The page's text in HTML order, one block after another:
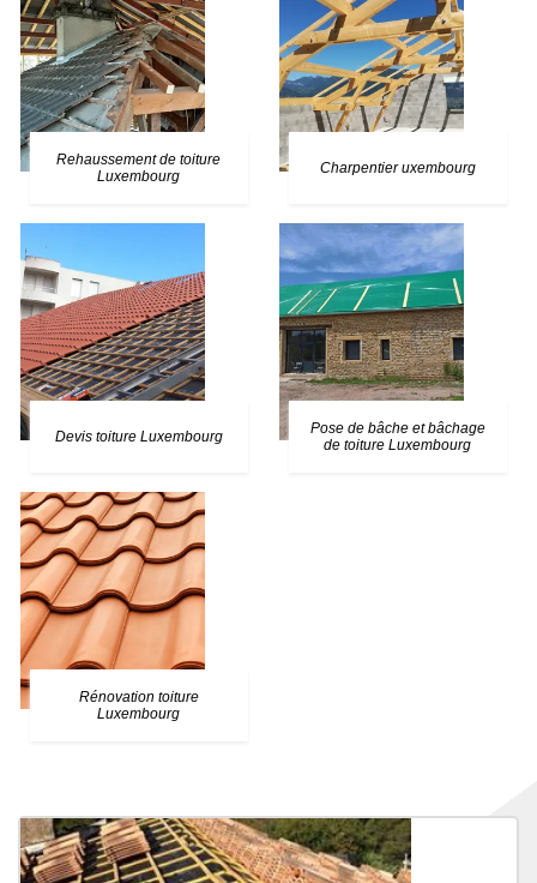
Rehaussement de toiture
Luxembourg
Charpentier uxembourg
Devis toiture Luxembourg
Pose de bâche et bâchage
de toiture Luxembourg
Rénovation toiture
Luxembourg